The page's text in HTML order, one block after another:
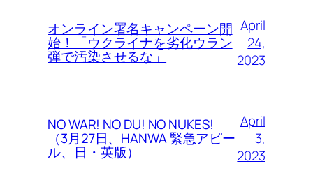
オンライン署名キャンペーン開
始！「ウクライナを劣化ウラン
弾で汚染させるな」
April
24,
2023
NO WAR! NO DU! NO NUKES!
（3月27日、HANWA 緊急アピー
ル、日・英版）
April
3,
2023